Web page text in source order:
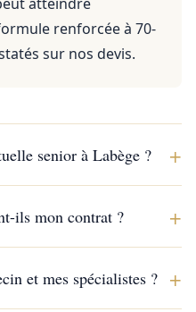
renforcée à 70-
sur nos devis.
senior à Labège ? +
ils mon contrat ? +
et mes spécialistes ? +